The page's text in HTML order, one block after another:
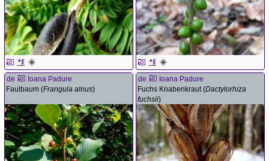
de
Ioana Padure
Faulbaum (Frangula alnus)
de
Ioana Padure
Fuchs Knabenkraut (Dactylorhiza
fuchsii)